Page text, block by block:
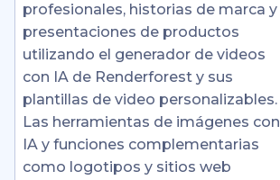
profesionales, historias de marca y
presentaciones de productos
utilizando el generador de videos
con IA de Renderforest y sus
plantillas de video personalizables.
Las herramientas de imágenes con
IA y funciones complementarias
como logotipos y sitios web